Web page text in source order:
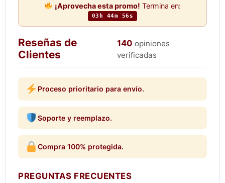
¡Aprovecha esta promo! Termina en:
03h 44m 56s
Reseñas de
Clientes
140 opiniones
verificadas
Proceso prioritario para envío.
Soporte y reemplazo.
Compra 100% protegida.
PREGUNTAS FRECUENTES